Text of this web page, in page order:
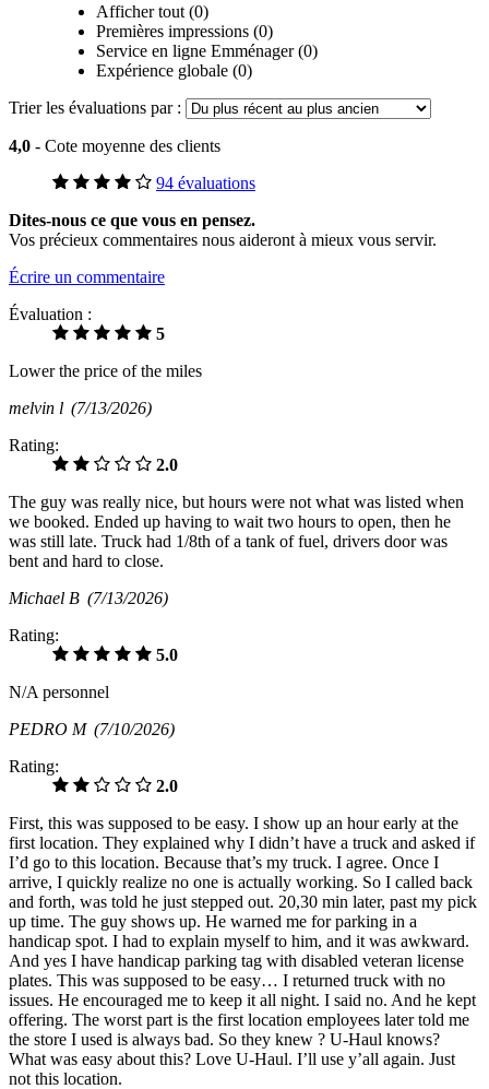
Afficher tout (0)
Premières impressions (0)
Service en ligne Emménager (0)
Expérience globale (0)
Trier les évaluations par :
4,0 - Cote moyenne des clients
94 évaluations
Dites-nous ce que vous en pensez.
Vos précieux commentaires nous aideront à mieux vous servir.
Écrire un commentaire
Évaluation :
5
Lower the price of the miles
melvin l (7/13/2026)
Rating:
2.0
The guy was really nice, but hours were not what was listed when
we booked. Ended up having to wait two hours to open, then he
was still late. Truck had 1/8th of a tank of fuel, drivers door was
bent and hard to close.
Michael B (7/13/2026)
Rating:
5.0
N/A personnel
PEDRO M (7/10/2026)
Rating:
2.0
First, this was supposed to be easy. I show up an hour early at the
first location. They explained why I didn’t have a truck and asked if
I’d go to this location. Because that’s my truck. I agree. Once I
arrive, I quickly realize no one is actually working. So I called back
and forth, was told he just stepped out. 20,30 min later, past my pick
up time. The guy shows up. He warned me for parking in a
handicap spot. I had to explain myself to him, and it was awkward.
And yes I have handicap parking tag with disabled veteran license
plates. This was supposed to be easy… I returned truck with no
issues. He encouraged me to keep it all night. I said no. And he kept
offering. The worst part is the first location employees later told me
the store I used is always bad. So they knew ? U-Haul knows?
What was easy about this? Love U-Haul. I’ll use y’all again. Just
not this location.